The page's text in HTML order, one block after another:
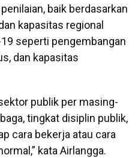
baik berdasarkan
kapasitas regional
seperti pengembangan
dan kapasitas
publik per masing-
tingkat disiplin publik,
cara bekerja atau cara
kata Airlangga.